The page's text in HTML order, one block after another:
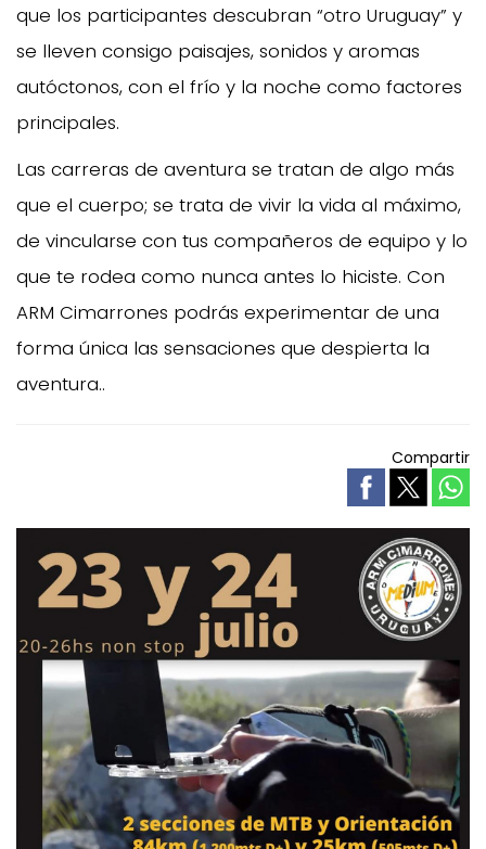
que los participantes descubran “otro Uruguay” y
se lleven consigo paisajes, sonidos y aromas
autóctonos, con el frío y la noche como factores
principales.
Las carreras de aventura se tratan de algo más
que el cuerpo; se trata de vivir la vida al máximo,
de vincularse con tus compañeros de equipo y lo
que te rodea como nunca antes lo hiciste. Con
ARM Cimarrones podrás experimentar de una
forma única las sensaciones que despierta la
aventura..
Compartir